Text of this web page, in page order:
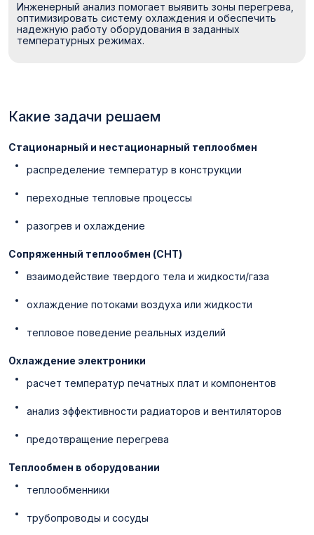
Инженерный анализ помогает выявить зоны перегрева,
оптимизировать систему охлаждения и обеспечить
надежную работу оборудования в заданных
температурных режимах.
Какие задачи решаем
Стационарный и нестационарный теплообмен
распределение температур в конструкции
переходные тепловые процессы
разогрев и охлаждение
Сопряженный теплообмен (CHT)
взаимодействие твердого тела и жидкости/газа
охлаждение потоками воздуха или жидкости
тепловое поведение реальных изделий
Охлаждение электроники
расчет температур печатных плат и компонентов
анализ эффективности радиаторов и вентиляторов
предотвращение перегрева
Теплообмен в оборудовании
теплообменники
трубопроводы и сосуды